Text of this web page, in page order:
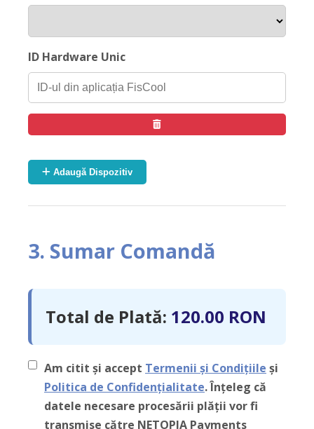
ID Hardware Unic
Adaugă Dispozitiv
3. Sumar Comandă
Total de Plată: 120.00 RON
Am citit și accept Termenii și Condițiile și
Politica de Confidențialitate. Înțeleg că
datele necesare procesării plății vor fi
transmise către NETOPIA Payments